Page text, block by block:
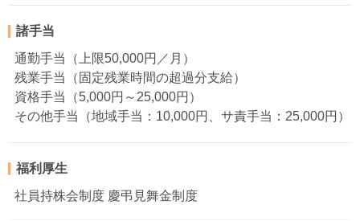
諸手当
通勤手当（上限50,000円／月）
残業手当（固定残業時間の超過分支給）
資格手当（5,000円～25,000円）
その他手当（地域手当：10,000円、サ責手当：25,000円）
福利厚生
社員持株会制度 慶弔見舞金制度